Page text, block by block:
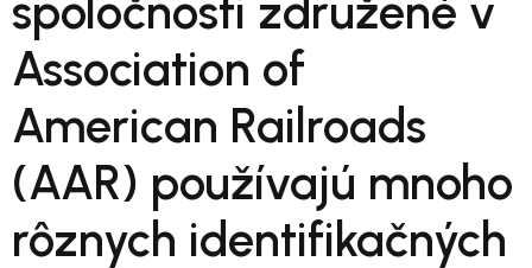
spoločnosti združené v
Association of
American Railroads
(AAR) používajú mnoho
rôznych identifikačných